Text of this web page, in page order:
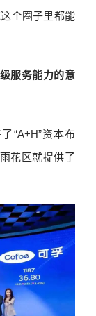
个圈子里都能
服务能力的意
“A+H”资本布
花区就提供了